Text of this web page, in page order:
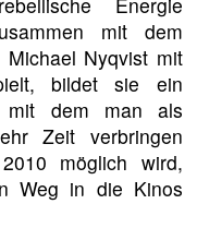
mit dem
Michael Nyqvist mit
bildet sie ein
mit dem man als
Zeit verbringen
möglich wird,
Weg in die Kinos